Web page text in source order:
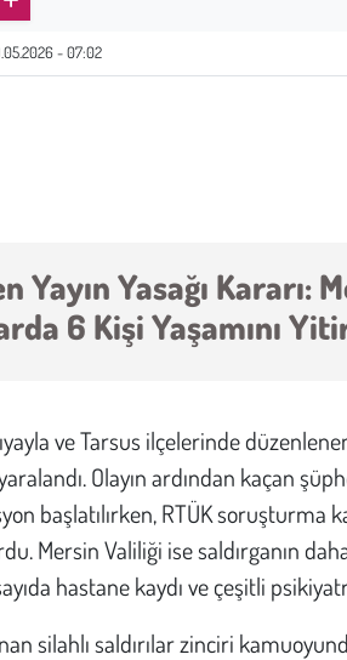
- 07:02
Yayın Yasağı Kararı:
6 Kişi Yaşamını
ve Tarsus ilçelerinde
Olayın ardından kaçan
başlatılırken, RTÜK soruşturma
Mersin Valiliği ise saldırganın
hastane kaydı ve çeşitli
silahlı saldırılar zinciri